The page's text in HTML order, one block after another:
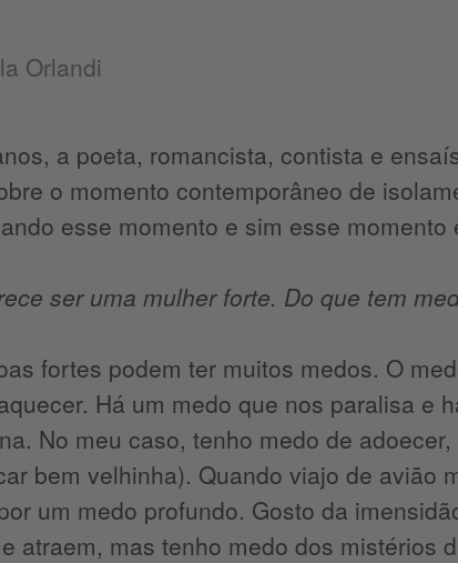
Orlandi
a poeta, romancista, contista e
o momento contemporâneo de
esse momento e sim esse momento
ser uma mulher forte. Do que tem
fortes podem ter muitos medos. O
Há um medo que nos paralisa e
No meu caso, tenho medo de
bem velhinha). Quando viajo de avião
um medo profundo. Gosto da
atraem, mas tenho medo dos mistérios